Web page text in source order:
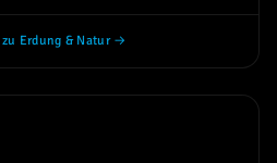
Erdung & Natur →